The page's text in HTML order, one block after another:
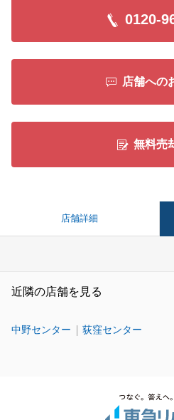
0120-
店舗への
無料売
店舗詳細
近隣の店舗を見る
中野センター 荻窪センター